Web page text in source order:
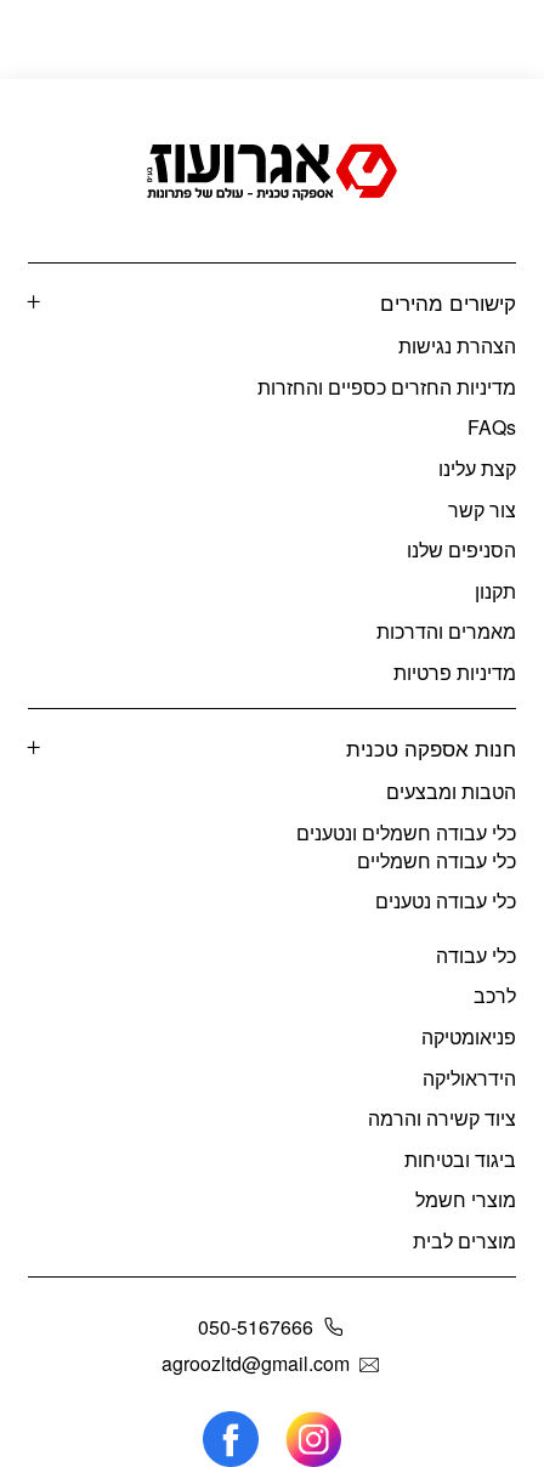
קישורים מהירים
הצהרת נגישות
מדיניות החזרים כספיים והחזרות
FAQs
קצת עלינו
צור קשר
הסניפים שלנו
תקנון
מאמרים והדרכות
מדיניות פרטיות
חנות אספקה טכנית
הטבות ומבצעים
כלי עבודה חשמלים ונטענים
כלי עבודה חשמליים
כלי עבודה נטענים
כלי עבודה
לרכב
פניאומטיקה
הידראוליקה
ציוד קשירה והרמה
ביגוד ובטיחות
מוצרי חשמל
מוצרים לבית
050-5167666
agroozltd@gmail.com